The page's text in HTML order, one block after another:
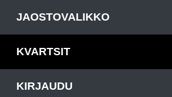
JAOSTOVALIKKO
KVARTSIT
KIRJAUDU